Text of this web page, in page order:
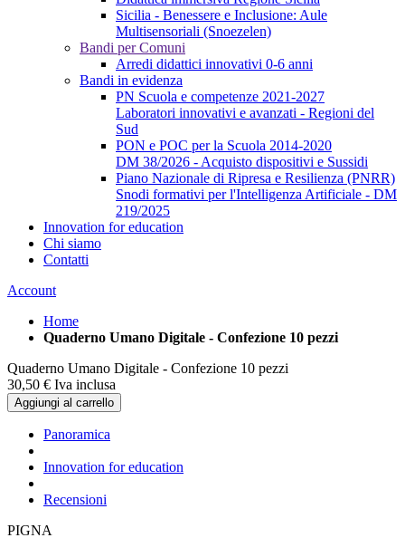
Sicilia - Benessere e Inclusione: Aule
Multisensoriali (Snoezelen)
Bandi per Comuni
Arredi didattici innovativi 0-6 anni
Bandi in evidenza
PN Scuola e competenze 2021-2027
Laboratori innovativi e avanzati - Regioni del
Sud
PON e POC per la Scuola 2014-2020
DM 38/2026 - Acquisto dispositivi e Sussidi
Piano Nazionale di Ripresa e Resilienza (PNRR)
Snodi formativi per l'Intelligenza Artificiale - DM
219/2025
Innovation for education
Chi siamo
Contatti
Account
Home
Quaderno Umano Digitale - Confezione 10 pezzi
Quaderno Umano Digitale - Confezione 10 pezzi
30,50 € Iva inclusa
Aggiungi al carrello
Panoramica
Innovation for education
Recensioni
PIGNA